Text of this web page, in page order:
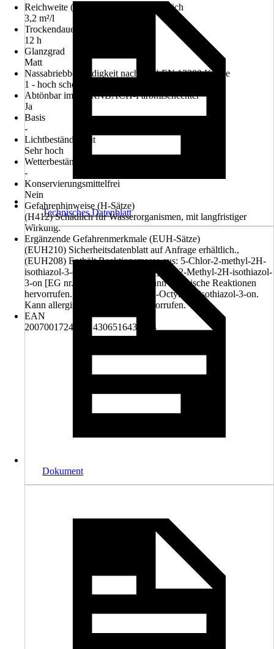
Reichweite (ca.) bei einmaligem Anstrich
3,2 m²/l
Trockendauer ca.
12 h
Glanzgrad
Matt
Nassabriebbeständigkeit nach DIN EN 13300 Klasse
1 - hoch scheuerbeständig
Abtönbar im HORNBACH-Farbmischcenter
Ja
Basis
-
Lichtbeständigkeit
Sehr hoch
Wetterbeständigkeit
-
Konservierungsmittelfrei
Nein
Gefahrenhinweise (H-Sätze)
(H412) Schädlich für Wasserorganismen, mit langfristiger
Wirkung.
Ergänzende Gefahrenmerkmale (EUH-Sätze)
(EUH210) Sicherheitsdatenblatt auf Anfrage erhältlich.,
(EUH208) Enthält Reaktionsmasse aus: 5-Chlor-2-methyl-2H-
isothiazol-3-on [EG nr. 247-500-7] und 2-Methyl-2H-isothiazol-
3-on [EG nr. 220-239-6] (3:1). Kann allergische Reaktionen
hervorrufen., (EUH208) Enthält 2-Octyl-2H-isothiazol-3-on.
Kann allergische Reaktionen hervorrufen.
EAN
2007001724254, 4306516432684
Technisches Datenblatt
Dokument